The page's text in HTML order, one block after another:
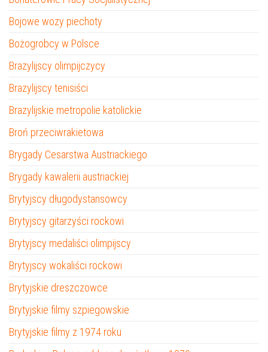
Bojowe wozy piechoty
Bożogrobcy w Polsce
Brazylijscy olimpijczycy
Brazylijscy tenisiści
Brazylijskie metropolie katolickie
Broń przeciwrakietowa
Brygady Cesarstwa Austriackiego
Brygady kawalerii austriackiej
Brytyjscy długodystansowcy
Brytyjscy gitarzyści rockowi
Brytyjscy medaliści olimpijscy
Brytyjscy wokaliści rockowi
Brytyjskie dreszczowce
Brytyjskie filmy szpiegowskie
Brytyjskie filmy z 1974 roku